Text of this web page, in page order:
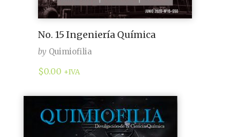
No. 15 Ingeniería Química
by Quimiofilia
$0.00 +IVA